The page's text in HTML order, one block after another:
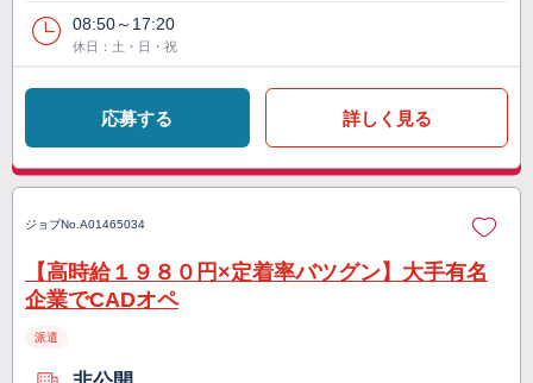
08:50～17:20
休日：土・日・祝
応募する 詳しく見る
ジョブNo. A01465034
【高時給１９８０円×定着率バツグン】大手有名
企業でCADオペ
派遣